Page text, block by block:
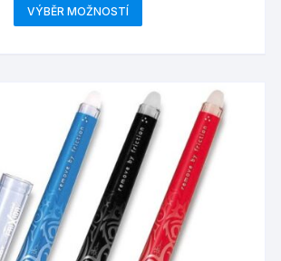
VÝBĚR MOŽNOSTÍ
produkt
variant.
Možnosti
lze
vybrat
na
stránce
produktu